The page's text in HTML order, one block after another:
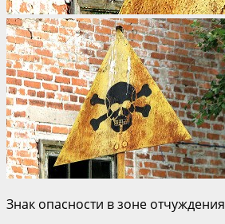
Знак опасности в зоне отчуждения